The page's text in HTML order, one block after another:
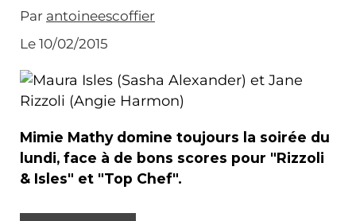
Par antoineescoffier
Le 10/02/2015
Mimie Mathy domine toujours la soirée du
lundi, face à de bons scores pour "Rizzoli
& Isles" et "Top Chef".